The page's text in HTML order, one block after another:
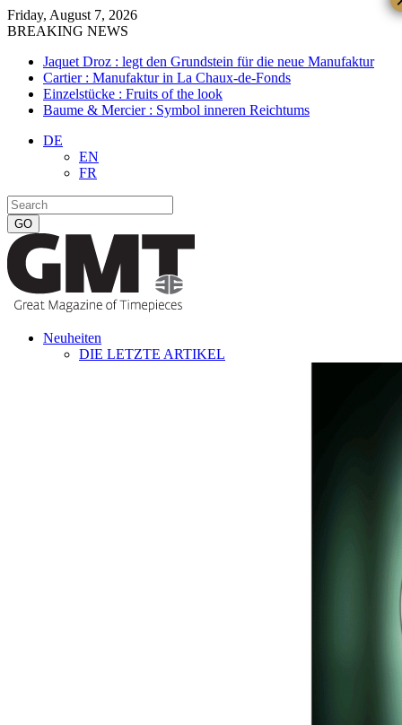
Friday, August 7, 2026
BREAKING NEWS
Jaquet Droz : legt den Grundstein für die neue Manufaktur
Cartier : Manufaktur in La Chaux-de-Fonds
Einzelstücke : Fruits of the look
Baume & Mercier : Symbol inneren Reichtums
DE
EN
FR
Neuheiten
DIE LETZTE ARTIKEL